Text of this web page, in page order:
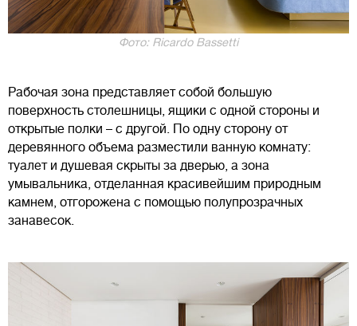
Фото: Ricardo Bassetti
Рабочая зона представляет собой большую
поверхность столешницы, ящики с одной стороны и
открытые полки – с другой. По одну сторону от
деревянного объема разместили ванную комнату:
туалет и душевая скрыты за дверью, а зона
умывальника, отделанная красивейшим природным
камнем, отгорожена с помощью полупрозрачных
занавесок.